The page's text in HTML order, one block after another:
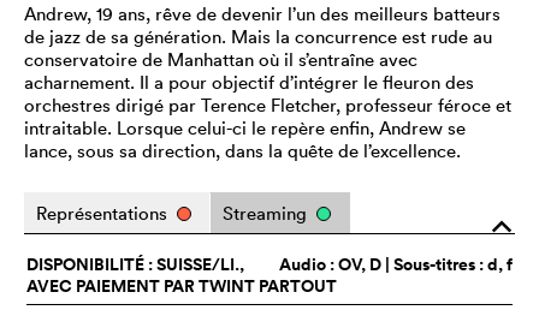
Andrew, 19 ans, rêve de devenir l’un des meilleurs batteurs
de jazz de sa génération. Mais la concurrence est rude au
conservatoire de Manhattan où il s’entraîne avec
acharnement. Il a pour objectif d’intégrer le fleuron des
orchestres dirigé par Terence Fletcher, professeur féroce et
intraitable. Lorsque celui-ci le repère enfin, Andrew se
lance, sous sa direction, dans la quête de l’excellence.
o
Représentations Streaming
Audio :OV, D | Sous-titres : d, f
DISPONIBILITÉ : SUISSE/LI.,
AVEC PAIEMENT PAR TWINT PARTOUT